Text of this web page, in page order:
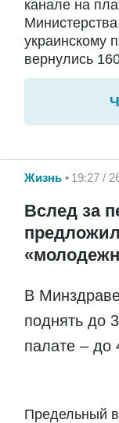
канале на
украинскому
вернулись
Жизнь 19:27 /
Вслед за
В
поднять до
палате – до
Предельный